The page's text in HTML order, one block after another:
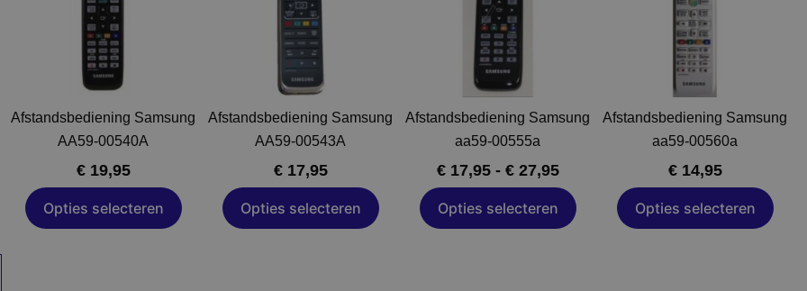
Afstandsbediening Samsung
AA59-00540A
€19,95
Opties selecteren
variaties.
Deze
optie
kan
worden
de
productpagina
Afstandsbediening Samsung
AA59-00543A
€17,95
Opties selecteren
variaties.
Deze
optie
kan
worden
de
productpagina
Afstandsbediening Samsung
aa59-00555a
€17,95 - €27,95
Opties selecteren
variaties.
Deze
optie
kan
worden
de
productpagina
Afstandsbediening Samsung
aa59-00560a
€14,95
Opties selecteren
variaties.
Deze
optie
kan
worden
de
productpagina